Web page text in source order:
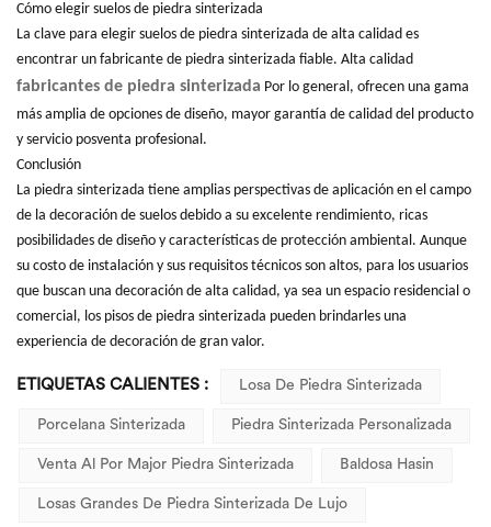
Cómo elegir suelos de piedra sinterizada
La clave para elegir suelos de piedra sinterizada de alta calidad es
encontrar un fabricante de piedra sinterizada fiable. Alta calidad
fabricantes de piedra sinterizada Por lo general, ofrecen una gama
más amplia de opciones de diseño, mayor garantía de calidad del producto
y servicio posventa profesional.
Conclusión
La piedra sinterizada tiene amplias perspectivas de aplicación en el campo
de la decoración de suelos debido a su excelente rendimiento, ricas
posibilidades de diseño y características de protección ambiental. Aunque
su costo de instalación y sus requisitos técnicos son altos, para los usuarios
que buscan una decoración de alta calidad, ya sea un espacio residencial o
comercial, los pisos de piedra sinterizada pueden brindarles una
experiencia de decoración de gran valor.
ETIQUETAS CALIENTES : Losa De Piedra Sinterizada
Porcelana Sinterizada Piedra Sinterizada Personalizada
Venta Al Por Major Piedra Sinterizada Baldosa Hasin
Losas Grandes De Piedra Sinterizada De Lujo